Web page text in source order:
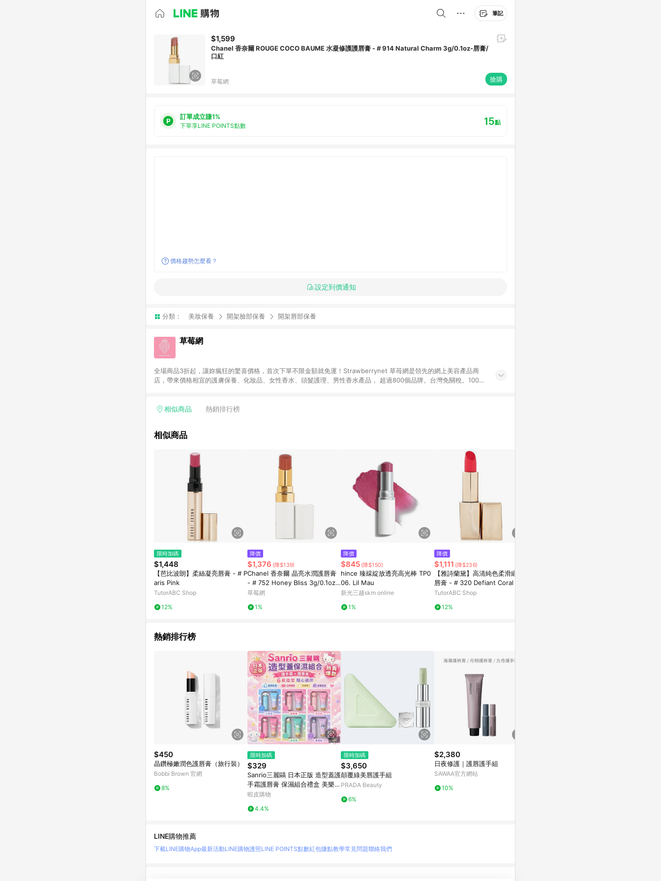
筆記
$1,599
Chanel 香奈爾 ROUGE COCO BAUME 水凝修護護唇膏 - # 914 Natural Charm 3g/0.1oz-唇膏/
口紅
草莓網 搶購
訂單成立賺1%
下單享LINE POINTS點數 15點
價格趨勢怎麼看？
設定到價通知
分類： 美妝保養 開架臉部保養 開架唇部保養
草莓網
全場商品3折起，讓妳瘋狂的驚喜價格，首次下單不限金額就免運！Strawberrynet 草苺網是領先的網上美容產品商
店，帶來價格相宜的護膚保養、化妝品、女性香水、頭髮護理、男性香水產品， 超過800個品牌。台灣免關稅。100%
相似商品 熱銷排行榜
相似商品
限時加碼
$1,448
【芭比波朗】柔絲凝亮唇膏 - # P
aris Pink
TutorABC Shop
12%
降價
$1,376 (降$139)
Chanel 香奈爾 晶亮水潤護唇膏
- # 752 Honey Bliss 3g/0.1oz-
唇膏/口紅
草莓網
1%
降價
$845 (降$150)
hince 臻綵綻放透亮高光棒 TP0
06. Lil Mau
新光三越skm online
1%
降價
$1,111 (降$236)
【雅詩蘭黛】高清純色柔滑緞面
唇膏 - # 320 Defiant Coral
TutorABC Shop
12%
熱銷排行榜
$450
晶鑽極嫩潤色護唇膏（旅行裝）
Bobbi Brown 官網
8%
限時加碼
$329
Sanrio三麗鷗 日本正版 造型蓋護
手霜護唇膏 保濕組合禮盒 美樂蒂
大耳狗Hello Kitty帕恰狗 生日送
蝦皮購物
4.4%
限時加碼
$3,650
顛覆綠美唇護手組
PRADA Beauty
6%
$2,380
日夜修護｜護唇護手組
SAWAA官方網站
10%
LINE購物推薦
下載LINE購物App最新活動LINE購物護照LINE POINTS點數紅包賺點教學常見問題聯絡我們